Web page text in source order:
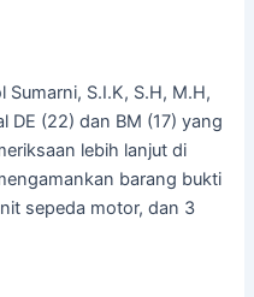
S.I.K, S.H, M.H,
DE (22) dan BM (17) yang
lebih lanjut di
barang bukti
sepeda motor, dan 3